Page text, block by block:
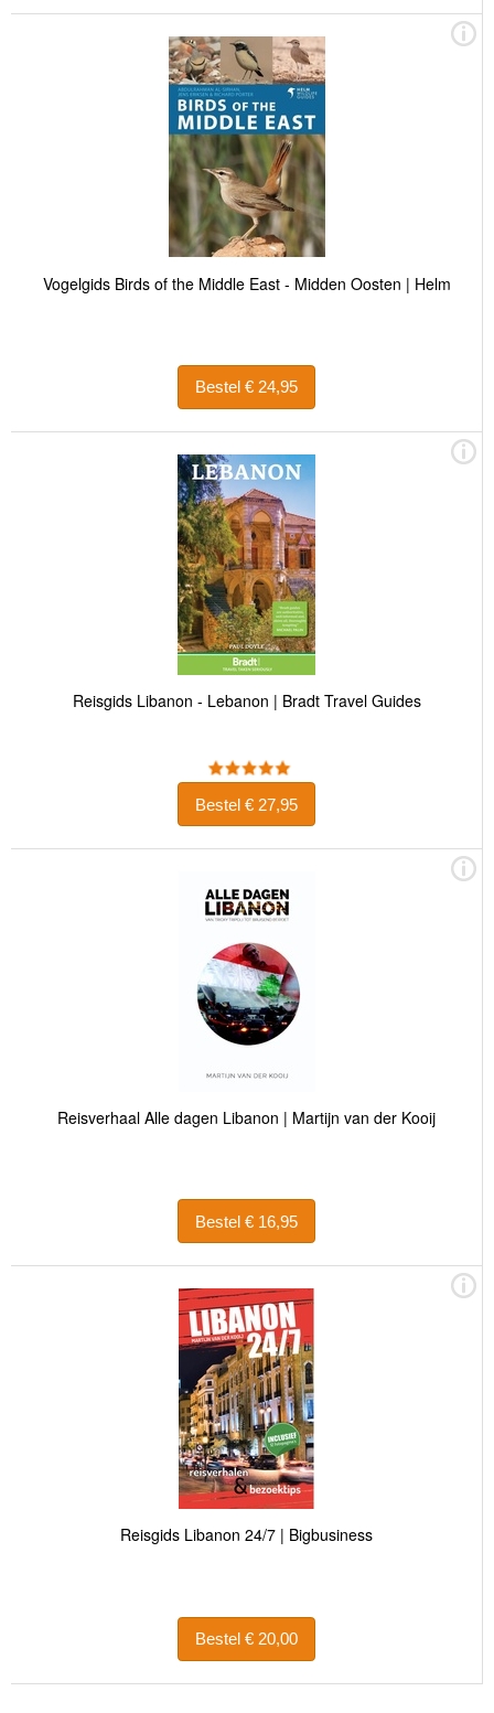
Vogelgids Birds of the Middle East - Midden Oosten | Helm
Bestel € 24,95
Reisgids Libanon - Lebanon | Bradt Travel Guides
Bestel € 27,95
Reisverhaal Alle dagen Libanon | Martijn van der Kooij
Bestel € 16,95
Reisgids Libanon 24/7 | Bigbusiness
Bestel € 20,00